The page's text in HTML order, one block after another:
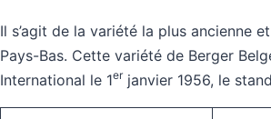
Il s’agit de la variété la plus ancienne
Pays-Bas. Cette variété de Berger
International le 1er janvier 1956, le